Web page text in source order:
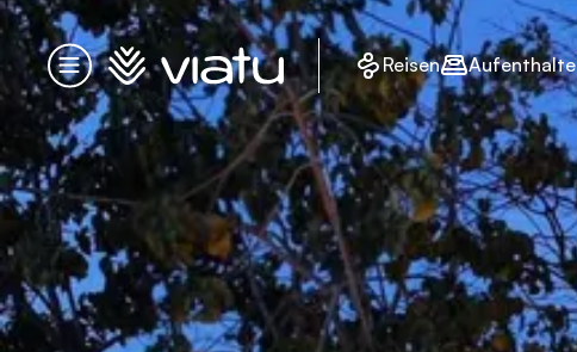
Menü
Startseite Reisen Aufenthalte